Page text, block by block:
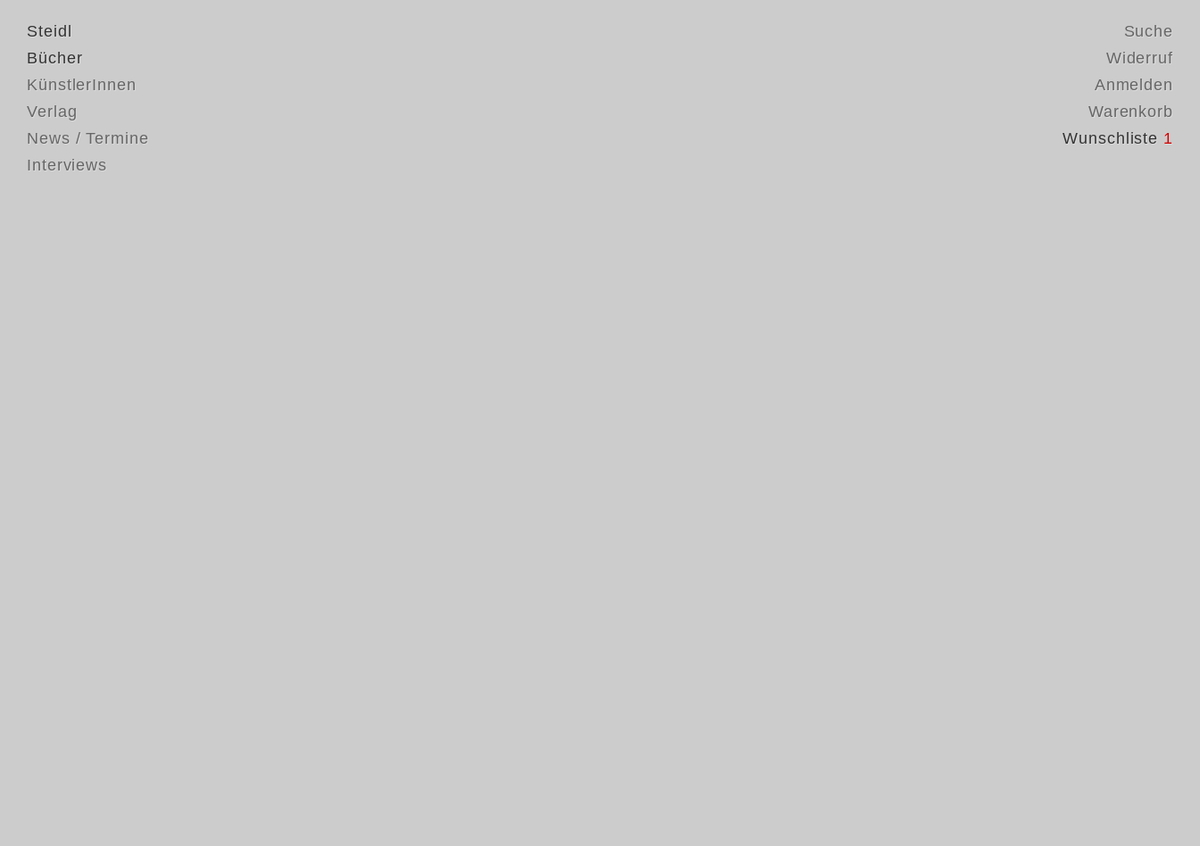
Steidl
Bücher
KünstlerInnen
Verlag
News / Termine
Interviews
Suche
Widerruf
Anmelden
Warenkorb
Wunschliste 1